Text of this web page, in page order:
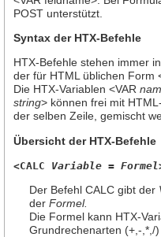
SSL Lösungen
Network Status
AGB
Impressum
POST unterstützt.
Syntax der HTX-Befehle
HTX-Befehle stehen immer
der für HTML üblichen Form
Die HTX-Variablen <VAR
string> können frei mit
der selben Zeile, gemischt
Übersicht der HTX-Befehle
<CALC Variable = Formel
Der Befehl CALC gibt der
der Formel.
Die Formel kann HTX-
Grundrechenarten (+,-,*,/)